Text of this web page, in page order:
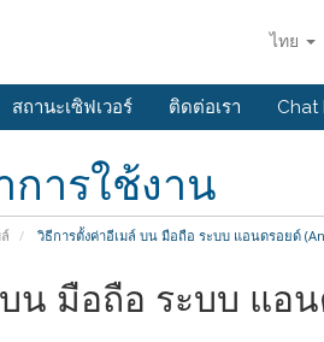
ไทย
สถานะเซิฟเวอร์ ติดต่อเรา Chat
ารใช้งาน
วิธีการตั้งค่าอีเมล์ บน มือถือ ระบบ แอนดรอยด์
น มือถือ ระบบ แอ